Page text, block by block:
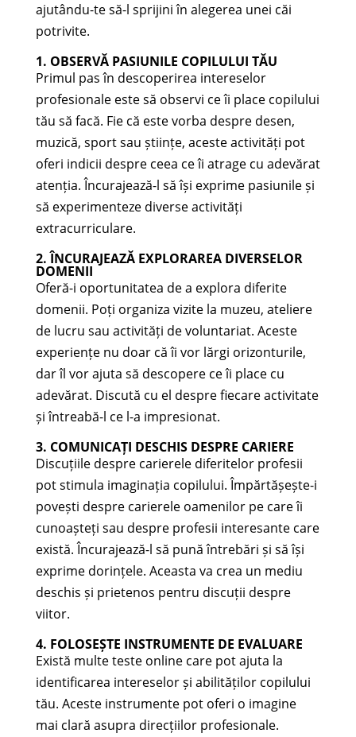
ajutându-te să-l sprijini în alegerea unei căi
potrivite.
1. OBSERVĂ PASIUNILE COPILULUI TĂU
Primul pas în descoperirea intereselor
profesionale este să observi ce îi place copilului
tău să facă. Fie că este vorba despre desen,
muzică, sport sau științe, aceste activități pot
oferi indicii despre ceea ce îi atrage cu adevărat
atenția. Încurajează-l să își exprime pasiunile și
să experimenteze diverse activități
extracurriculare.
2. ÎNCURAJEAZĂ EXPLORAREA DIVERSELOR
DOMENII
Oferă-i oportunitatea de a explora diferite
domenii. Poți organiza vizite la muzeu, ateliere
de lucru sau activități de voluntariat. Aceste
experiențe nu doar că îi vor lărgi orizonturile,
dar îl vor ajuta să descopere ce îi place cu
adevărat. Discută cu el despre fiecare activitate
și întreabă-l ce l-a impresionat.
3. COMUNICAȚI DESCHIS DESPRE CARIERE
Discuțiile despre carierele diferitelor profesii
pot stimula imaginația copilului. Împărtășește-i
povești despre carierele oamenilor pe care îi
cunoașteți sau despre profesii interesante care
există. Încurajează-l să pună întrebări și să își
exprime dorințele. Aceasta va crea un mediu
deschis și prietenos pentru discuții despre
viitor.
4. FOLOSEȘTE INSTRUMENTE DE EVALUARE
Există multe teste online care pot ajuta la
identificarea intereselor și abilităților copilului
tău. Aceste instrumente pot oferi o imagine
mai clară asupra direcțiilor profesionale.